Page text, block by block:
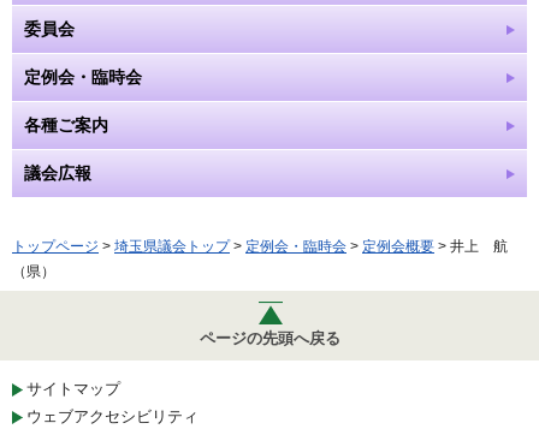
委員会
定例会・臨時会
各種ご案内
議会広報
トップページ > 埼玉県議会トップ> 定例会・臨時会 > 定例会概要 > 井上 航
（県）
ページの先頭へ戻る
サイトマップ
ウェブアクセシビリティ